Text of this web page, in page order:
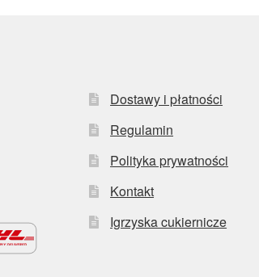
Dostawy i płatności
Regulamin
Polityka prywatności
Kontakt
Igrzyska cukiernicze